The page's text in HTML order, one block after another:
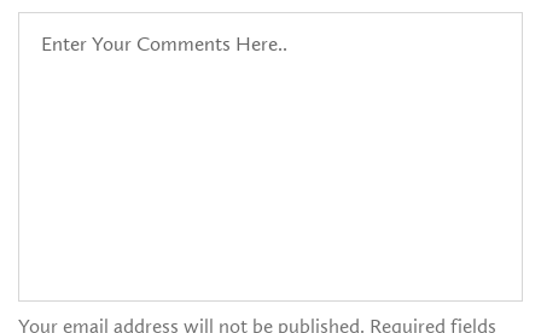
Your email address will not be published. Required fields